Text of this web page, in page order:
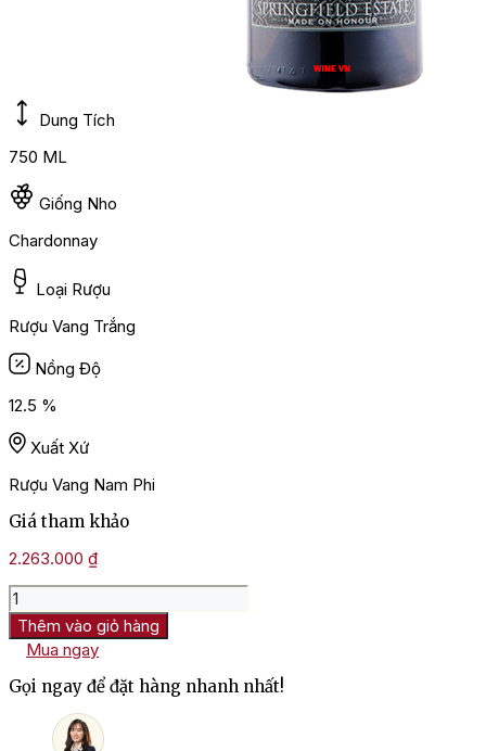
Dung Tích
750 ML
Giống Nho
Chardonnay
Loại Rượu
Rượu Vang Trắng
Nồng Độ
12.5 %
Xuất Xứ
Rượu Vang Nam Phi
Giá tham khảo
2.263.000 ₫
Rượu
Vang
Nam
Phi
Springfield
Méthode
Ancienne
Chardonnay
Thêm vào giỏ hàng
Mua ngay
Gọi ngay để đặt hàng nhanh nhất!